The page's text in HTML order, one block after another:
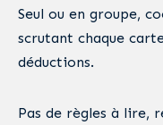
Seul ou en groupe,
scrutant chaque
déductions.
Pas de règles à lire,